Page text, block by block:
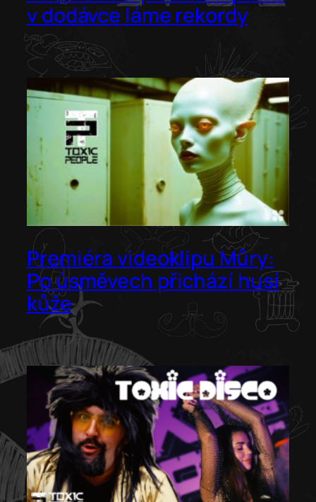
v dodávce láme rekordy
Premiéra videoklipu Můry:
Po úsměvech přichází husí
kůže